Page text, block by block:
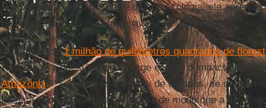
No Cerrado, o fogo faz parte de sua ecologia, ele
resistências, a floresta não”, avalia o pesquisador.
Com mais de1 milhão de quilômetros quadrados de
Amazônia, a questão que emerge é: qual o impacto no
Amazônia? “Segundo os modelos de estudos, se
muda a configuração da Amazônia de modo que a